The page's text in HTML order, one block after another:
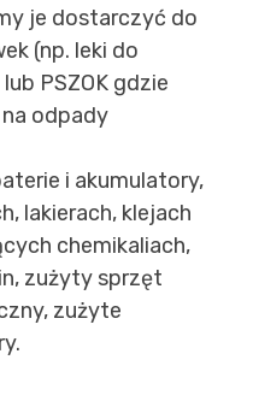
je dostarczyć do
(np. leki do
PSZOK gdzie
odpady
i akumulatory,
lakierach, klejach
chemikaliach,
zużyty sprzęt
zużyte